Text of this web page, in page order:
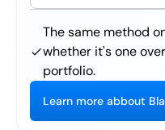
The same method
whether it's one
portfolio.
Learn more abbout Bla